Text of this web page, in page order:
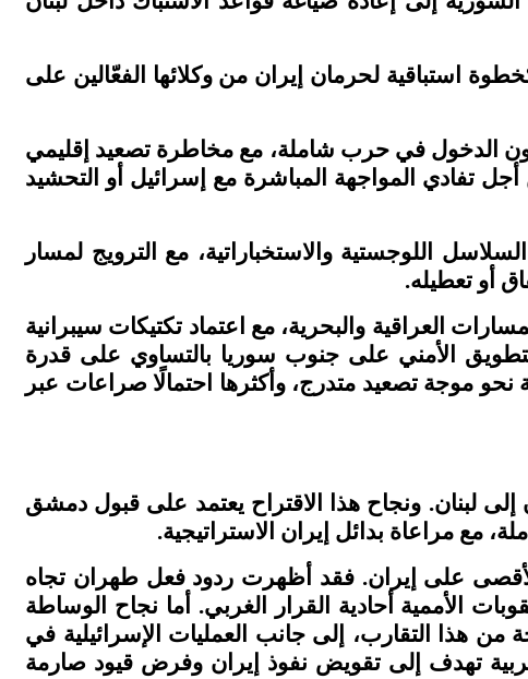
استباقية لحرمان إيران من وكلائها الفعّالين على
الدخول في حرب شاملة، مع مخاطرة تصعيد إقليمي
تفادي المواجهة المباشرة مع إسرائيل أو التحشيد
اللوجستية والاستخباراتية، مع الترويج لمسار
أو تعطيله.
العراقية والبحرية، مع اعتماد تكتيكات سيبرانية
الأمني على جنوب سوريا بالتساوي على قدرة
موجة تصعيد متدرج، وأكثرها احتمالًا صراعات عبر
لبنان. ونجاح هذا الاقتراح يعتمد على قبول دمشق
مراعاة بدائل إيران الاستراتيجية.
على إيران. فقد أظهرت ردود فعل طهران تجاه
الأممية أحادية القرار الغربي. أما نجاح الوساطة
من هذا التقارب، إلى جانب العمليات الإسرائيلية في
تهدف إلى تقويض نفوذ إيران وفرض قيود صارمة